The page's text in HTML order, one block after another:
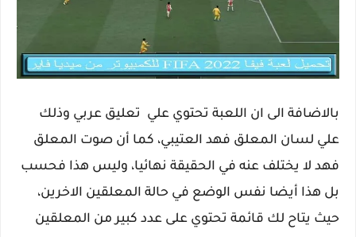
بالاضافة الى ان اللعبة تحتوي علي تعليق عربي وذلك
علي لسان المعلق فهد العتيبي، كما أن صوت المعلق
فهد لا يختلف عنه في الحقيقة نهائيا، وليس هذا فحسب
بل هذا أيضا نفس الوضع في حالة المعلقين الاخرين،
حيث يتاح لك قائمة تحتوي على عدد كبير من المعلقين